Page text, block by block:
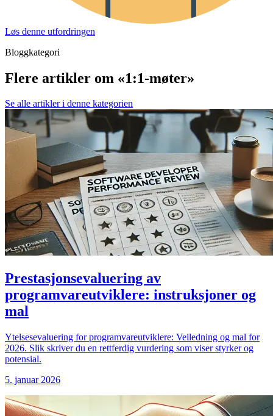
Løs denne utfordringen
Bloggkategori
Flere artikler om «1:1-møter»
Se alle artikler i denne kategorien
Prestasjonsevaluering av
programvareutviklere: instruksjoner og
mal
Ytelsesevaluering for programvareutviklere: Veiledning og mal for
2026. Slik skriver du en rettferdig vurdering som viser styrker og
potensial.
5. januar 2026